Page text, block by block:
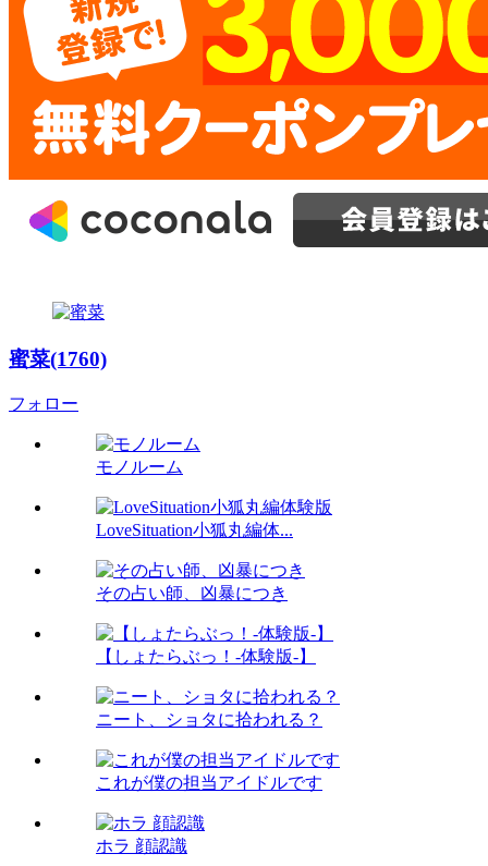
蜜菜(1760)
フォロー
モノルーム
LoveSituation小狐丸編体...
その占い師、凶暴につき
【しょたらぶっ！-体験版-】
ニート、ショタに拾われる？
これが僕の担当アイドルです
ホラ 顔認識